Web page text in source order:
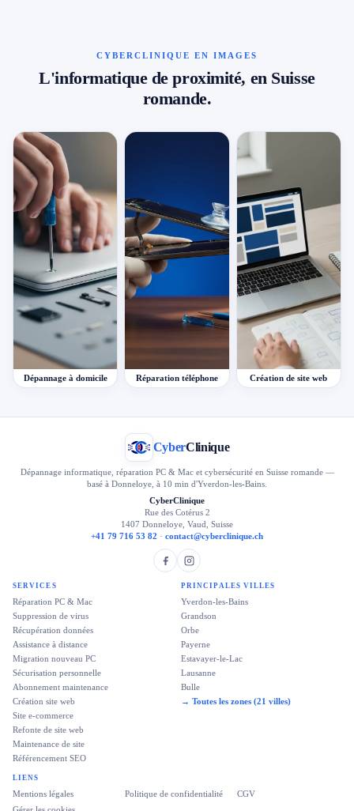
CYBERCLINIQUE EN IMAGES
L'informatique de proximité, en Suisse
romande.
Dépannage à domicile Réparation téléphone Création de site web
CyberClinique
Dépannage informatique, réparation PC & Mac et cybersécurité en Suisse romande —
basé à Donneloye, à 10 min d'Yverdon-les-Bains.
CyberClinique
Rue des Cotérus 2
1407 Donneloye, Vaud, Suisse
+41 79 716 53 82 · contact@cyberclinique.ch
SERVICES
Réparation PC & Mac
Suppression de virus
Récupération données
Assistance à distance
Migration nouveau PC
Sécurisation personnelle
Abonnement maintenance
Création site web
Site e-commerce
Refonte de site web
Maintenance de site
Référencement SEO
PRINCIPALES VILLES
Yverdon-les-Bains
Grandson
Orbe
Payerne
Estavayer-le-Lac
Lausanne
Bulle
→ Toutes les zones (21 villes)
LIENS
Mentions légales Politique de confidentialité
CGV